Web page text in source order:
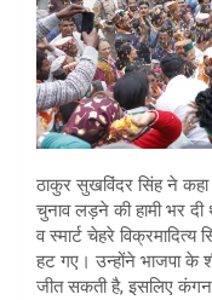
ठाकुर सुखविंदर सिंह ने
चुनाव लड़ने की हामी भर
व स्मार्ट चेहरे
हट गए। उन्होंने भाजपा के
जीत सकती है, इसलिए